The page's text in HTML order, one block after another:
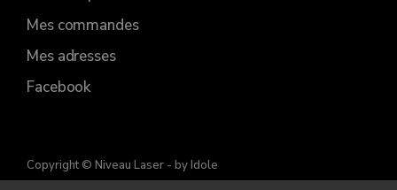
Mes commandes
Mes adresses
Facebook
Copyright © Niveau Laser - by Idole